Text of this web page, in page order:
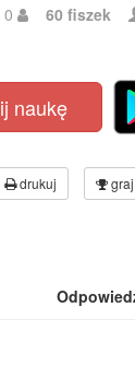
0 60 fiszek
naukę
drukuj graj